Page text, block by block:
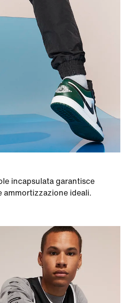
incapsulata garantisce
ammortizzazione ideali.